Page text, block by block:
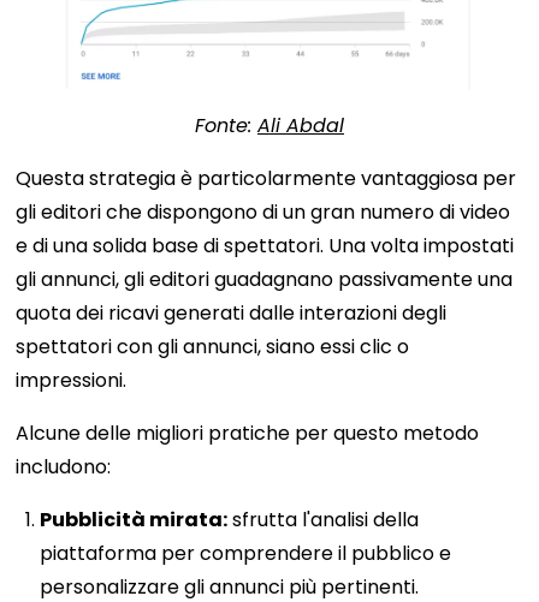
Fonte: Ali Abdal
Questa strategia è particolarmente vantaggiosa per
gli editori che dispongono di un gran numero di video
e di una solida base di spettatori. Una volta impostati
gli annunci, gli editori guadagnano passivamente una
quota dei ricavi generati dalle interazioni degli
spettatori con gli annunci, siano essi clic o
impressioni.
Alcune delle migliori pratiche per questo metodo
includono:
Pubblicità mirata:sfrutta l'analisi della
piattaforma per comprendere il pubblico e
personalizzare gli annunci più pertinenti.